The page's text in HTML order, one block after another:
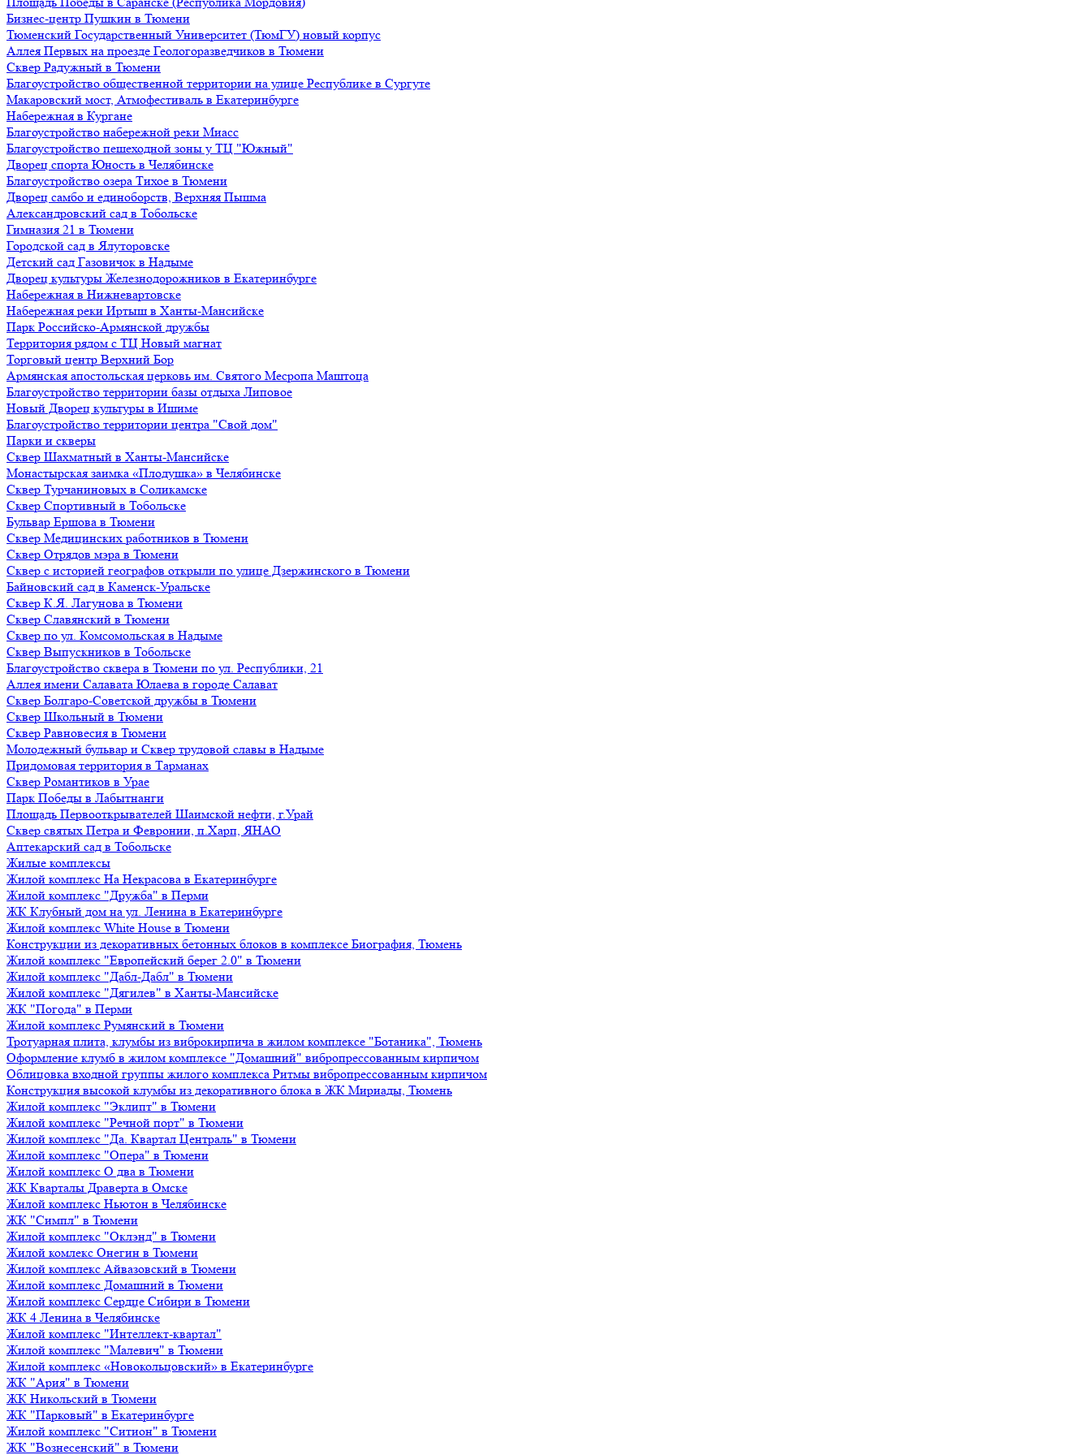
Бизнес-центр Пушкин в Тюмени
Тюменский Государственный Университет (ТюмГУ) новый корпус
Аллея Первых на проезде Геологоразведчиков в Тюмени
Сквер Радужный в Тюмени
Благоустройство общественной территории на улице Республике в Сургуте
Макаровский мост, Атмофестиваль в Екатеринбурге
Набережная в Кургане
Благоустройство набережной реки Миасс
Благоустройство пешеходной зоны у ТЦ "Южный"
Дворец спорта Юность в Челябинске
Благоустройство озера Тихое в Тюмени
Дворец самбо и единоборств, Верхняя Пышма
Александровский сад в Тобольске
Гимназия 21 в Тюмени
Городской сад в Ялуторовске
Детский сад Газовичок в Надыме
Дворец культуры Железнодорожников в Екатеринбурге
Набережная в Нижневартовске
Набережная реки Иртыш в Ханты-Мансийске
Парк Российско-Армянской дружбы
Территория рядом с ТЦ Новый магнат
Торговый центр Верхний Бор
Армянская апостольская церковь им. Святого Месропа Маштоца
Благоустройство территории базы отдыха Липовое
Нoвый Двoрeц культуры в Ишимe
Благоустройство территории центра "Свой дом"
Парки и скверы
Сквер Шахматный в Ханты-Мансийске
Монастырская заимка «Плодушка» в Челябинске
Сквер Турчаниновых в Соликамске
Сквер Спортивный в Тобольске
Бульвар Ершова в Тюмени
Сквер Медицинских работников в Тюмени
Сквер Отрядов мэра в Тюмени
Сквер с историей географов открыли по улице Дзержинского в Тюмени
Байновский сад в Каменск-Уральске
Сквер К.Я. Лагунова в Тюмени
Сквер Славянский в Тюмени
Сквер по ул. Комсомольская в Надыме
Сквер Выпускников в Тобольске
Благоустройство сквера в Тюмени по ул. Республики, 21
Аллея имени Салавата Юлаева в городе Салават
Сквер Болгаро-Советской дружбы в Тюмени
Сквер Школьный в Тюмени
Сквер Равновесия в Тюмени
Молодежный бульвар и Сквер трудовой славы в Надыме
Придомовая территория в Тарманах
Сквер Романтиков в Урае
Парк Победы в Лабытнанги
Площадь Первооткрывателей Шаимской нефти, г.Урай
Сквер святых Петра и Февронии, п.Харп, ЯНАО
Аптекарский сад в Тобольске
Жилые комплексы
Жилой комплекс На Некрасова в Екатеринбурге
Жилой комплекс "Дружба" в Перми
ЖК Клубный дом на ул. Ленина в Екатеринбурге
Жилой комплекс White House в Тюмени
Конструкции из декоративных бетонных блоков в комплексе Биография, Тюмень
Жилой комплекс "Европейский берег 2.0" в Тюмени
Жилой комплекс "Дабл-Дабл" в Тюмени
Жилой комплекс "Дягилев" в Ханты-Мансийске
ЖК "Погода" в Перми
Жилой комплекс Румянский в Тюмени
Тротуарная плита, клумбы из виброкирпича в жилом комплексе "Ботаника", Тюмень
Оформление клумб в жилом комплексе "Домашний" вибропрессованным кирпичом
Облицовка входной группы жилого комплекса Ритмы вибропрессованным кирпичом
Конструкция высокой клумбы из декоративного блока в ЖК Мириады, Тюмень
Жилой комплекс "Эклипт" в Тюмени
Жилой комплекс "Речной порт" в Тюмени
Жилой комплекс "Да. Квартал Централь" в Тюмени
Жилой комплекс "Опера" в Тюмени
Жилой комплекс О два в Тюмени
ЖК Кварталы Драверта в Омске
Жилой комплекс Ньютон в Челябинске
ЖК "Симпл" в Тюмени
Жилой комплекс "Оклэнд" в Тюмени
Жилой комлекс Онегин в Тюмени
Жилой комплекс Айвазовский в Тюмени
Жилой комплекс Домашний в Тюмени
Жилой комплекс Сердце Сибири в Тюмени
ЖК 4 Ленина в Челябинске
Жилой комплекс "Интеллект-квартал"
Жилой комплекс "Малевич" в Тюмени
Жилой комплекс «Новокольцовский» в Екатеринбурге
ЖК "Ария" в Тюмени
ЖК Никольский в Тюмени
ЖК "Парковый" в Екатеринбурге
Жилой комплекс "Ситион" в Тюмени
ЖК "Вознесенский" в Тюмени